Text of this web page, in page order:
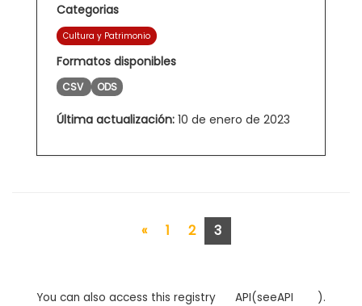
Categorias
Cultura y Patrimonio
Formatos disponibles
CSV ODS
Última actualización: 10 de enero de 2023
« 1 2 3
You can also access this registry
API(seeAPI
).